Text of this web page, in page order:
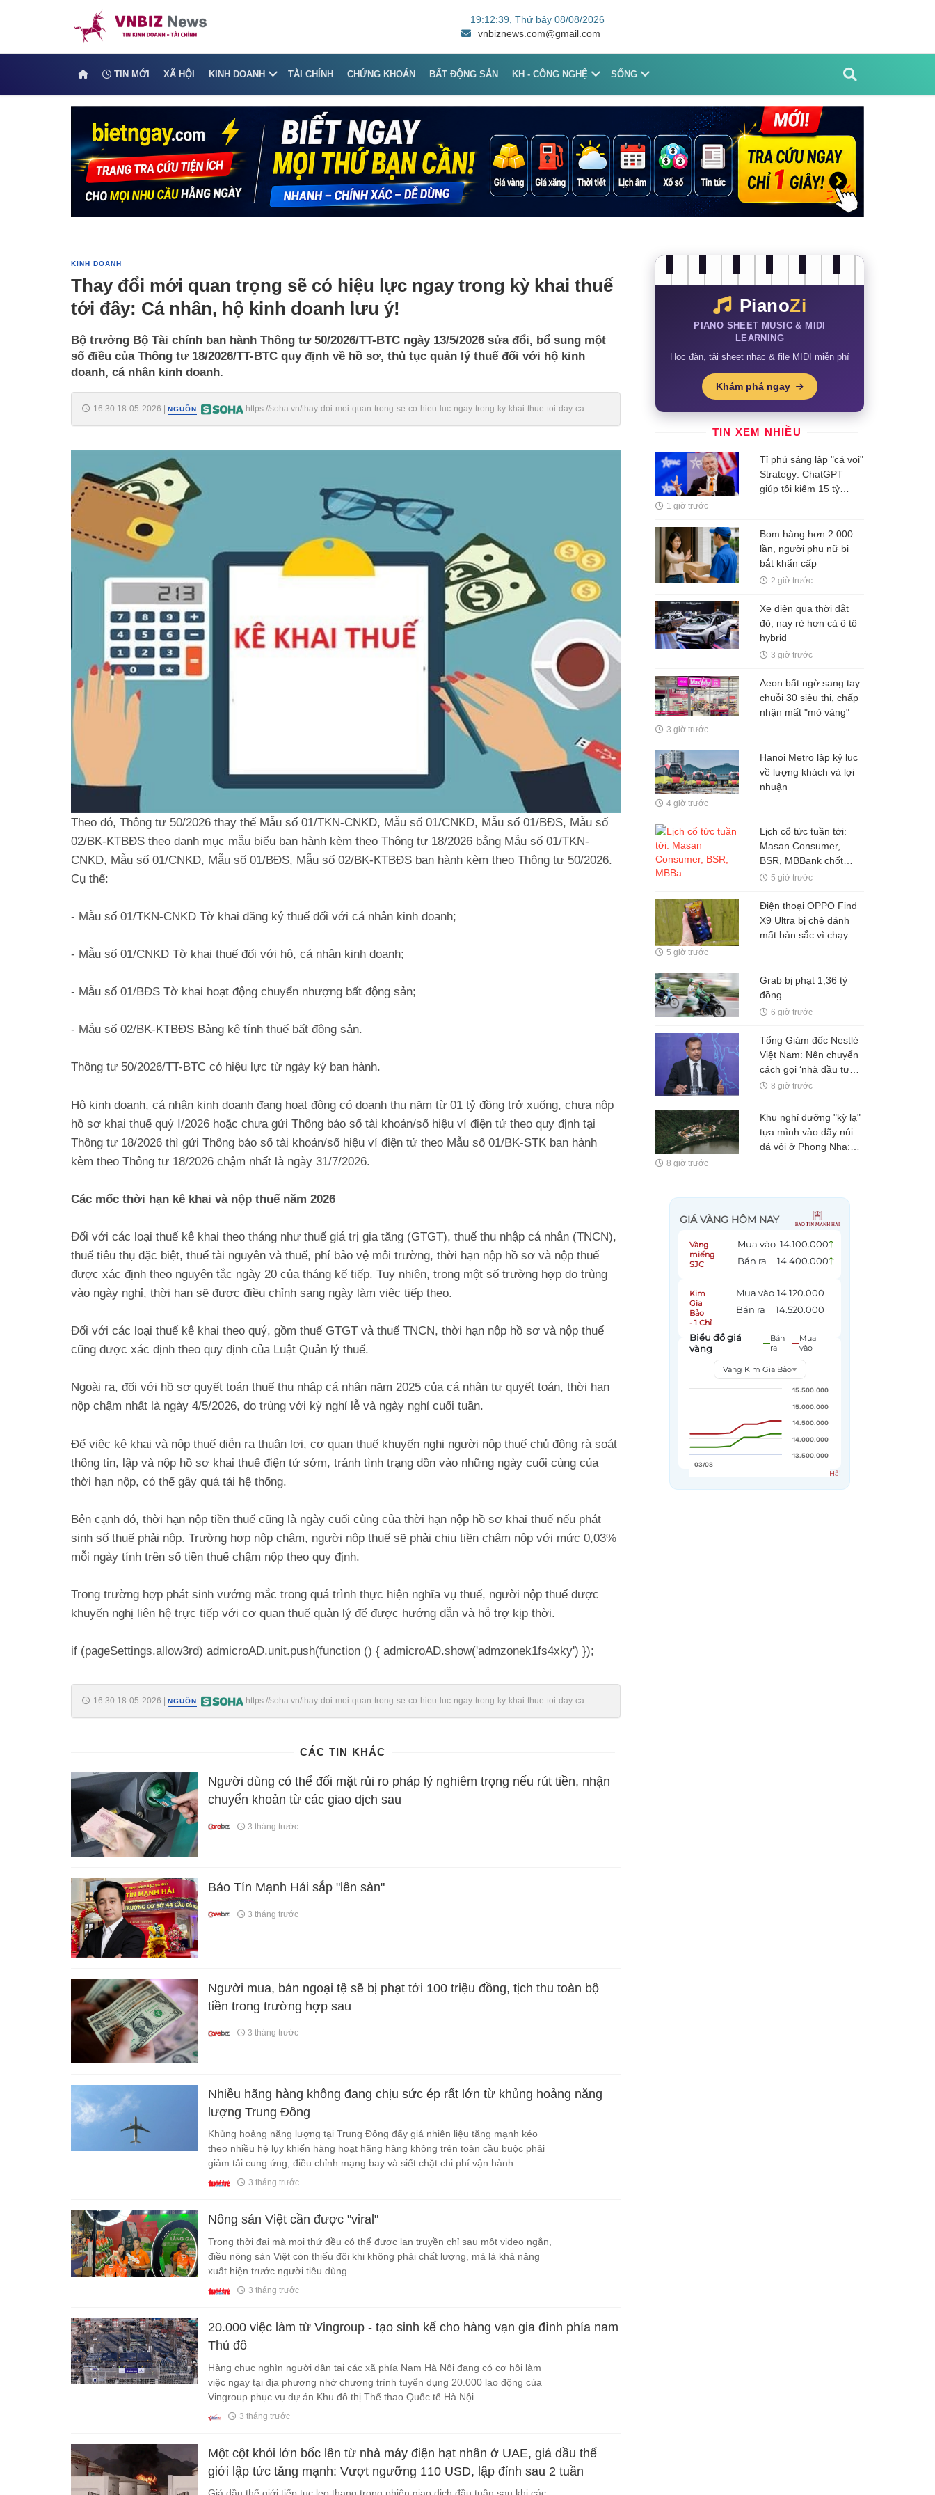
19:12:39 , Thứ bảy 08/08/2026
vnbiznews.com@gmail.com
TIN MỚI XÃ HỘI KINH DOANH TÀI CHÍNH CHỨNG KHOÁN BẤT ĐỘNG SẢN KH - CÔNG NGHỆ SỐNG
KINH DOANH
Thay đổi mới quan trọng sẽ có hiệu lực ngay trong kỳ khai thuế
tới đây: Cá nhân, hộ kinh doanh lưu ý!
Bộ trưởng Bộ Tài chính ban hành Thông tư 50/2026/TT-BTC ngày 13/5/2026 sửa đổi, bổ sung một
số điều của Thông tư 18/2026/TT-BTC quy định về hồ sơ, thủ tục quản lý thuế đối với hộ kinh
doanh, cá nhân kinh doanh.
16:30 18-05-2026 | NGUỒN:
https://soha.vn/thay-doi-moi-quan-trong-se-co-hieu-luc-ngay-trong-ky-khai-thue-toi-day-ca-
Theo đó, Thông tư 50/2026 thay thế Mẫu số 01/TKN-CNKD, Mẫu số 01/CNKD, Mẫu số 01/BĐS, Mẫu số
02/BK-KTBĐS theo danh mục mẫu biểu ban hành kèm theo Thông tư 18/2026 bằng Mẫu số 01/TKN-
CNKD, Mẫu số 01/CNKD, Mẫu số 01/BĐS, Mẫu số 02/BK-KTBĐS ban hành kèm theo Thông tư 50/2026.
Cụ thể:
- Mẫu số 01/TKN-CNKD Tờ khai đăng ký thuế đối với cá nhân kinh doanh;
- Mẫu số 01/CNKD Tờ khai thuế đối với hộ, cá nhân kinh doanh;
- Mẫu số 01/BĐS Tờ khai hoạt động chuyển nhượng bất động sản;
- Mẫu số 02/BK-KTBĐS Bảng kê tính thuế bất động sản.
Thông tư 50/2026/TT-BTC có hiệu lực từ ngày ký ban hành.
Hộ kinh doanh, cá nhân kinh doanh đang hoạt động có doanh thu năm từ 01 tỷ đồng trở xuống, chưa nộp
hồ sơ khai thuế quý I/2026 hoặc chưa gửi Thông báo số tài khoản/số hiệu ví điện tử theo quy định tại
Thông tư 18/2026 thì gửi Thông báo số tài khoản/số hiệu ví điện tử theo Mẫu số 01/BK-STK ban hành
kèm theo Thông tư 18/2026 chậm nhất là ngày 31/7/2026.
Các mốc thời hạn kê khai và nộp thuế năm 2026
Đối với các loại thuế kê khai theo tháng như thuế giá trị gia tăng (GTGT), thuế thu nhập cá nhân (TNCN),
thuế tiêu thụ đặc biệt, thuế tài nguyên và thuế, phí bảo vệ môi trường, thời hạn nộp hồ sơ và nộp thuế
được xác định theo nguyên tắc ngày 20 của tháng kế tiếp. Tuy nhiên, trong một số trường hợp do trùng
vào ngày nghỉ, thời hạn sẽ được điều chỉnh sang ngày làm việc tiếp theo.
Đối với các loại thuế kê khai theo quý, gồm thuế GTGT và thuế TNCN, thời hạn nộp hồ sơ và nộp thuế
cũng được xác định theo quy định của Luật Quản lý thuế.
Ngoài ra, đối với hồ sơ quyết toán thuế thu nhập cá nhân năm 2025 của cá nhân tự quyết toán, thời hạn
nộp chậm nhất là ngày 4/5/2026, do trùng với kỳ nghỉ lễ và ngày nghỉ cuối tuần.
Để việc kê khai và nộp thuế diễn ra thuận lợi, cơ quan thuế khuyến nghị người nộp thuế chủ động rà soát
thông tin, lập và nộp hồ sơ khai thuế điện tử sớm, tránh tình trạng dồn vào những ngày cuối cùng của
thời hạn nộp, có thể gây quá tải hệ thống.
Bên cạnh đó, thời hạn nộp tiền thuế cũng là ngày cuối cùng của thời hạn nộp hồ sơ khai thuế nếu phát
sinh số thuế phải nộp. Trường hợp nộp chậm, người nộp thuế sẽ phải chịu tiền chậm nộp với mức 0,03%
mỗi ngày tính trên số tiền thuế chậm nộp theo quy định.
Trong trường hợp phát sinh vướng mắc trong quá trình thực hiện nghĩa vụ thuế, người nộp thuế được
khuyến nghị liên hệ trực tiếp với cơ quan thuế quản lý để được hướng dẫn và hỗ trợ kịp thời.
if (pageSettings.allow3rd) admicroAD.unit.push(function () { admicroAD.show('admzonek1fs4xky') });
16:30 18-05-2026 NGUỒN:
https://soha.vn/thay-doi-moi-quan-trong-se-co-hieu-luc-ngay-trong-ky-khai-thue-toi-day-ca-
CÁC TIN KHÁC
Người dùng có thể đối mặt rủi ro pháp lý nghiêm trọng nếu rút tiền, nhận
chuyển khoản từ các giao dịch sau
3 tháng trước
Bảo Tín Mạnh Hải sắp "lên sàn"
3 tháng trước
Người mua, bán ngoại tệ sẽ bị phạt tới 100 triệu đồng, tịch thu toàn bộ
tiền trong trường hợp sau
3 tháng trước
Nhiều hãng hàng không đang chịu sức ép rất lớn từ khủng hoảng năng
lượng Trung Đông
Khủng hoảng năng lượng tại Trung Đông đẩy giá nhiên liệu tăng mạnh kéo
theo nhiều hệ lụy khiến hàng hoạt hãng hàng không trên toàn cầu buộc phải
giảm tải cung ứng, điều chỉnh mạng bay và siết chặt chi phí vận hành.
3 tháng trước
Nông sản Việt cần được "viral"
Trong thời đại mà mọi thứ đều có thể được lan truyền chỉ sau một video ngắn,
điều nông sản Việt còn thiếu đôi khi không phải chất lượng, mà là khả năng
xuất hiện trước người tiêu dùng.
3 tháng trước
20.000 việc làm từ Vingroup - tạo sinh kế cho hàng vạn gia đình phía nam
Thủ đô
Hàng chục nghìn người dân tại các xã phía Nam Hà Nội đang có cơ hội làm
việc ngay tại địa phương nhờ chương trình tuyển dụng 20.000 lao động của
Vingroup phục vụ dự án Khu đô thị Thể thao Quốc tế Hà Nội.
3 tháng trước
Một cột khói lớn bốc lên từ nhà máy điện hạt nhân ở UAE, giá dầu thế
giới lập tức tăng mạnh: Vượt ngưỡng 110 USD, lập đỉnh sau 2 tuần
PianoZi
PIANO SHEET MUSIC & MIDI
LEARNING
Học đàn, tải sheet nhạc & file MIDI miễn phí
Khám phá ngay
TIN XEM NHIỀU
Tỉ phú sáng lập "cá voi"
Strategy: ChatGPT
giúp tôi kiếm 15 tỷ
1 giờ trước
Bom hàng hơn 2.000
lần, người phụ nữ bị
bắt khẩn cấp
2 giờ trước
Xe điện qua thời đắt
đỏ, nay rẻ hơn cả ô tô
hybrid
3 giờ trước
Aeon bất ngờ sang tay
chuỗi 30 siêu thị, chấp
nhận mất "mỏ vàng"
3 giờ trước
Hanoi Metro lập kỷ lục
về lượng khách và lợi
nhuận
4 giờ trước
Lịch cổ tức tuần tới:
Masan Consumer,
BSR, MBBank chốt
quyền, tỷ lệ cao nhất
5 giờ trước
Điện thoại OPPO Find
X9 Ultra bị chê đánh
mất bản sắc vì chạy
lớn nhất
5 giờ trước
Grab bị phạt 1,36 tỷ
đồng
6 giờ trước
Tổng Giám đốc Nestlé
Việt Nam: Nên chuyển
cách gọi ‘nhà đầu tư
nước ngoài’ thành ‘đối
đầu tư’
8 giờ trước
Khu nghỉ dưỡng "kỳ lạ"
tựa mình vào dãy núi
đá vôi ở Phong Nha:
8 giờ trước